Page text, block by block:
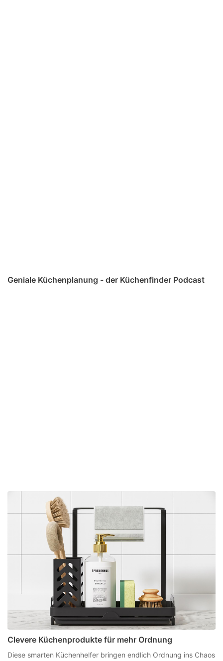
Geniale Küchenplanung - der Küchenfinder Podcast
Clevere Küchenprodukte für mehr Ordnung
Diese smarten Küchenhelfer bringen endlich Ordnung ins Chaos